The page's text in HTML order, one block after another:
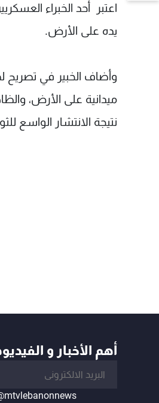
اعتبر أحد الخبراء
يده على الأرض.
وأضاف الخبير في تصريح
ميدانية على الأرض،
نتيجة الانتشار الواسع
أهم الأخبار و